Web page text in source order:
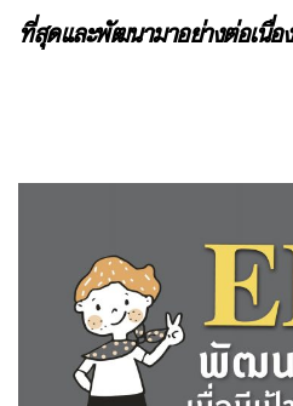
ที่สุดและพัฒนามาอย่างต่อเนื่อง